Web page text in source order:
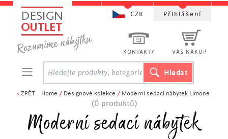
< ZPĚT Home / Designové kolekce / Moderní sedací nábytek Limone
(0 produktů)
Moderní sedací nábytek
KONTAKTY VÁŠ NÁKUP
CZK Přihlášení